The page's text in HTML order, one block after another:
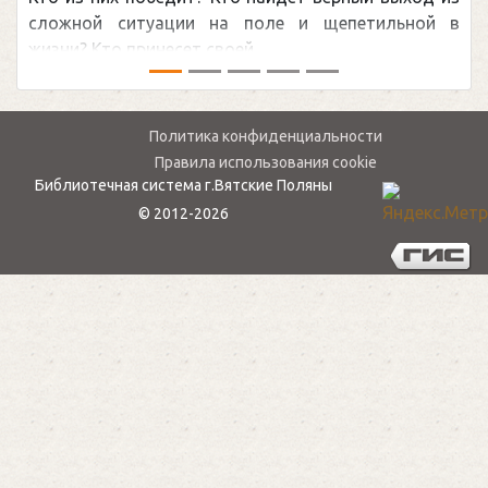
мире.Перед сезоном Национальной хоккейной лиги
— ...
Политика конфиденциальности
Правила использования cookie